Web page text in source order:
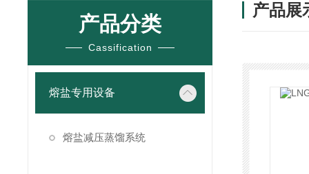
产品分类
Cassification
熔盐专用设备
熔盐减压蒸馏系统
产品展